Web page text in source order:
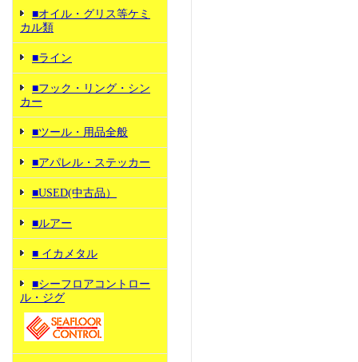
■オイル・グリス等ケミ
カル類
■ライン
■フック・リング・シン
カー
■ツール・用品全般
■アパレル・ステッカー
■USED(中古品）
■ルアー
■ イカメタル
■シーフロアコントロー
ル・ジグ